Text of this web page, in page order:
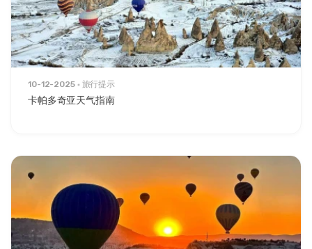
10-12-2025 旅行提示
卡帕多奇亚天气指南